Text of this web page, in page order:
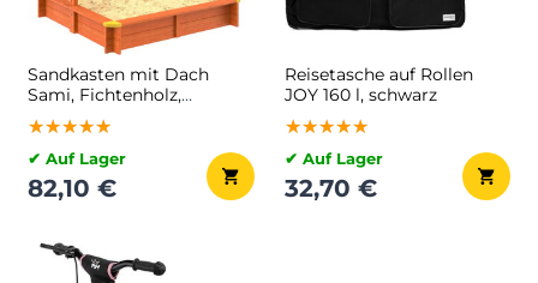
Sandkasten mit Dach
Sami, Fichtenholz,
120x120x120cm
★★★★★
★★★★★
★★★★★
✔ Auf Lager
82,10 €
Reisetasche auf Rollen
JOY 160 l, schwarz
★★★★★
★★★★★
★★★★★
✔ Auf Lager
32,70 €